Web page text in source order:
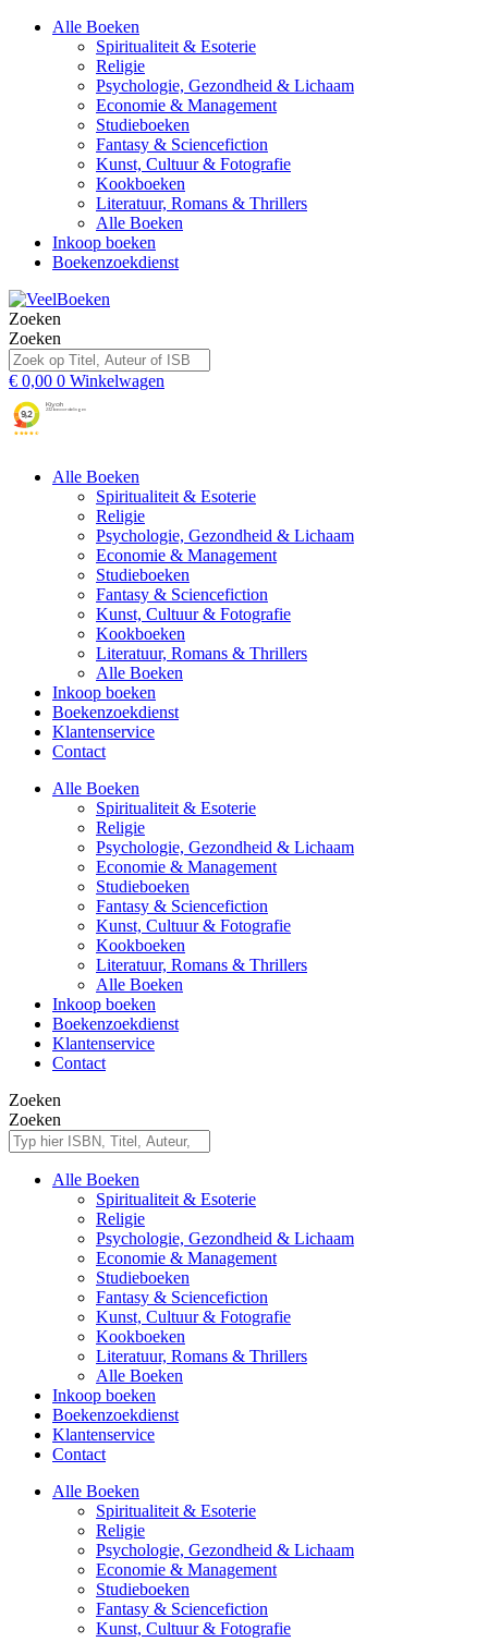
Alle Boeken
Spiritualiteit & Esoterie
Religie
Psychologie, Gezondheid & Lichaam
Economie & Management
Studieboeken
Fantasy & Sciencefiction
Kunst, Cultuur & Fotografie
Kookboeken
Literatuur, Romans & Thrillers
Alle Boeken
Inkoop boeken
Boekenzoekdienst
Zoeken
Zoeken
€ 0,00 0 Winkelwagen
Alle Boeken
Spiritualiteit & Esoterie
Religie
Psychologie, Gezondheid & Lichaam
Economie & Management
Studieboeken
Fantasy & Sciencefiction
Kunst, Cultuur & Fotografie
Kookboeken
Literatuur, Romans & Thrillers
Alle Boeken
Inkoop boeken
Boekenzoekdienst
Klantenservice
Contact
Alle Boeken
Spiritualiteit & Esoterie
Religie
Psychologie, Gezondheid & Lichaam
Economie & Management
Studieboeken
Fantasy & Sciencefiction
Kunst, Cultuur & Fotografie
Kookboeken
Literatuur, Romans & Thrillers
Alle Boeken
Inkoop boeken
Boekenzoekdienst
Klantenservice
Contact
Zoeken
Zoeken
Alle Boeken
Spiritualiteit & Esoterie
Religie
Psychologie, Gezondheid & Lichaam
Economie & Management
Studieboeken
Fantasy & Sciencefiction
Kunst, Cultuur & Fotografie
Kookboeken
Literatuur, Romans & Thrillers
Alle Boeken
Inkoop boeken
Boekenzoekdienst
Klantenservice
Contact
Alle Boeken
Spiritualiteit & Esoterie
Religie
Psychologie, Gezondheid & Lichaam
Economie & Management
Studieboeken
Fantasy & Sciencefiction
Kunst, Cultuur & Fotografie